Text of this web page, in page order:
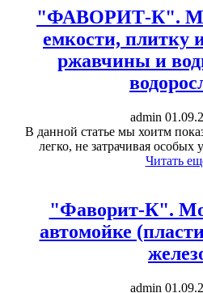
"ФАВОРИТ-К".
емкости, плитку
ржавчины и
admin
В данной статье мы хоитм
легко, не затрачивая особых
Читать
"Фаворит-К".
автомойке
admin